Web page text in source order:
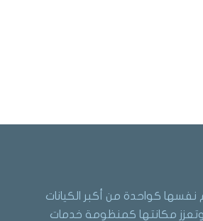
كواحدة من أكبر الكيانات
وتعزز مكانتها كمنظومة خدمات